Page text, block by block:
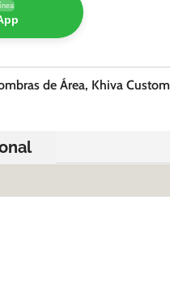
de Área, Khiva Custom